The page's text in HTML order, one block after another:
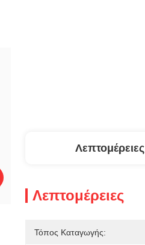
Λεπτομέρειες
Λεπτομέρειες
Τόπος Καταγωγής: